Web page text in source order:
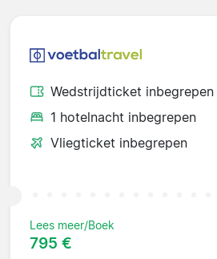
Wedstrijdticket inbegrepen
1 hotelnacht inbegrepen
Vliegticket inbegrepen
Lees meer/Boek
795 €